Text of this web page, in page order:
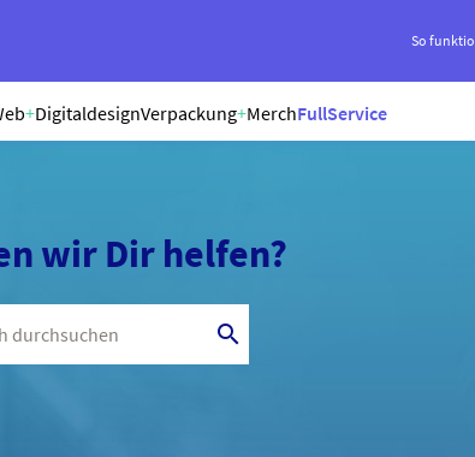
So
+DigitaldesignVerpackung+MerchFullService
wir Dir helfen?
